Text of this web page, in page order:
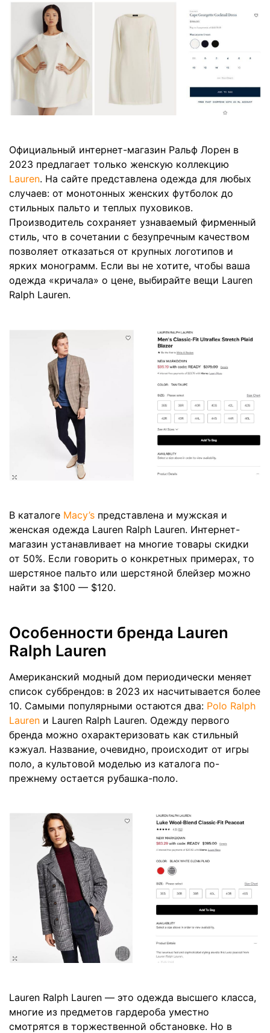
Официальный интернет-магазин Ральф Лорен в
2023 предлагает только женскую коллекцию
Lauren. На сайте представлена одежда для любых
случаев: от монотонных женских футболок до
стильных пальто и теплых пуховиков.
Производитель сохраняет узнаваемый фирменный
стиль, что в сочетании с безупречным качеством
позволяет отказаться от крупных логотипов и
ярких монограмм. Если вы не хотите, чтобы ваша
одежда «кричала» о цене, выбирайте вещи Lauren
Ralph Lauren.
В каталоге Macy’s представлена и мужская и
женская одежда Lauren Ralph Lauren. Интернет-
магазин устанавливает на многие товары скидки
от 50%. Если говорить о конкретных примерах, то
шерстяное пальто или шерстяной блейзер можно
найти за $100 — $120.
Особенности бренда Lauren
Ralph Lauren
Американский модный дом периодически меняет
список суббрендов: в 2023 их насчитывается более
10. Самыми популярными остаются два: Polo Ralph
Lauren и Lauren Ralph Lauren. Одежду первого
бренда можно охарактеризовать как стильный
кэжуал. Название, очевидно, происходит от игры
поло, а культовой моделью из каталога по-
прежнему остается рубашка-поло.
Lauren Ralph Lauren — это одежда высшего класса,
многие из предметов гардероба уместно
смотрятся в торжественной обстановке. Но в